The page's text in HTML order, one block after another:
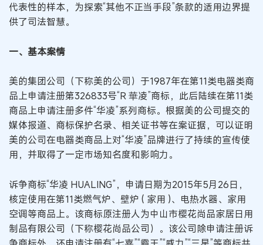
代表性的样本，为探索“其他不正当手段”条款的适用边界提
供了司法智慧。
一、基本案情
美的集团公司（下称美的公司）于1987年在第11类电器类商
品上申请注册第326833号“R 華凌”商标，此后陆续在第11类
商品上申请注册多件“华凌”系列商标。根据美的公司提交的
媒体报道、商标保护名录、相关证书等在案证据，可以证明
美的公司在电器类商品上对“华凌”品牌进行了持续的宣传使
用，并取得了一定市场知名度和影响力。
诉争商标“华凌 HUALING”，申请日期为2015年5月26日，
核定使用在第11类燃气炉、壁炉 ( 家用 )、电热水器、家用
空调等商品上。该商标原注册人为中山市樱花尚品家居日用
制品有限公司（下称樱花尚品公司）。该公司除申请注册诉